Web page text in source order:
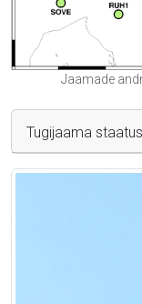
Jaamade
Tugijaama